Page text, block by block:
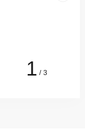
1 / 3
和科普类文